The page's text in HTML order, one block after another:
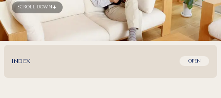
SCROLL DOWN
INDEX OPEN